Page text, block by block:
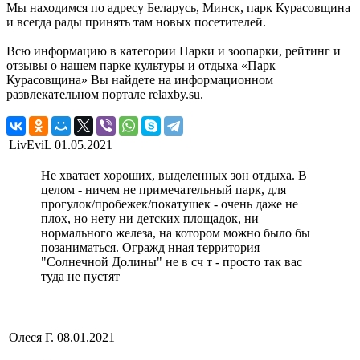
Мы находимся по адресу Беларусь, Минск, парк Курасовщина
и всегда рады принять там новых посетителей.
Всю информацию в категории Парки и зоопарки, рейтинг и
отзывы о нашем парке культуры и отдыха «Парк
Курасовщина» Вы найдете на информационном
развлекательном портале relaxby.su.
LivEviL 01.05.2021
Не хватает хороших, выделенных зон отдыха. В
целом - ничем не примечательный парк, для
прогулок/пробежек/покатушек - очень даже не
плох, но нету ни детских площадок, ни
нормального железа, на котором можно было бы
позаниматься. Огражд нная территория
"Солнечной Долины" не в сч т - просто так вас
туда не пустят
Олеся Г. 08.01.2021